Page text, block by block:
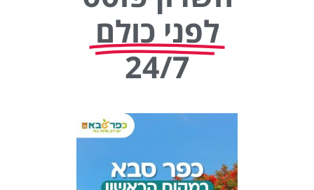
לפני כולם
24/7